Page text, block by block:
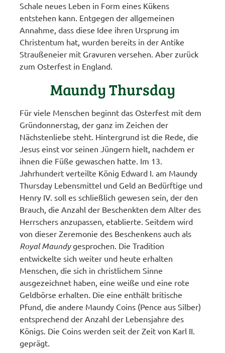
Schale neues Leben in Form eines Kükens
entstehen kann. Entgegen der allgemeinen
Annahme, dass diese Idee ihren Ursprung im
Christentum hat, wurden bereits in der Antike
Straußeneier mit Gravuren versehen. Aber zurück
zum Osterfest in England.
Maundy Thursday
Für viele Menschen beginnt das Osterfest mit dem
Gründonnerstag, der ganz im Zeichen der
Nächstenliebe steht. Hintergrund ist die Rede, die
Jesus einst vor seinen Jüngern hielt, nachdem er
ihnen die Füße gewaschen hatte. Im 13.
Jahrhundert verteilte König Edward I. am Maundy
Thursday Lebensmittel und Geld an Bedürftige und
Henry IV. soll es schließlich gewesen sein, der den
Brauch, die Anzahl der Beschenkten dem Alter des
Herrschers anzupassen, etablierte. Seitdem wird
von dieser Zeremonie des Beschenkens auch als
Royal Maundygesprochen. Die Tradition
entwickelte sich weiter und heute erhalten
Menschen, die sich in christlichem Sinne
ausgezeichnet haben, eine weiße und eine rote
Geldbörse erhalten. Die eine enthält britische
Pfund, die andere Maundy Coins (Pence aus Silber)
entsprechend der Anzahl der Lebensjahre des
Königs. Die Coins werden seit der Zeit von Karl II.
geprägt.